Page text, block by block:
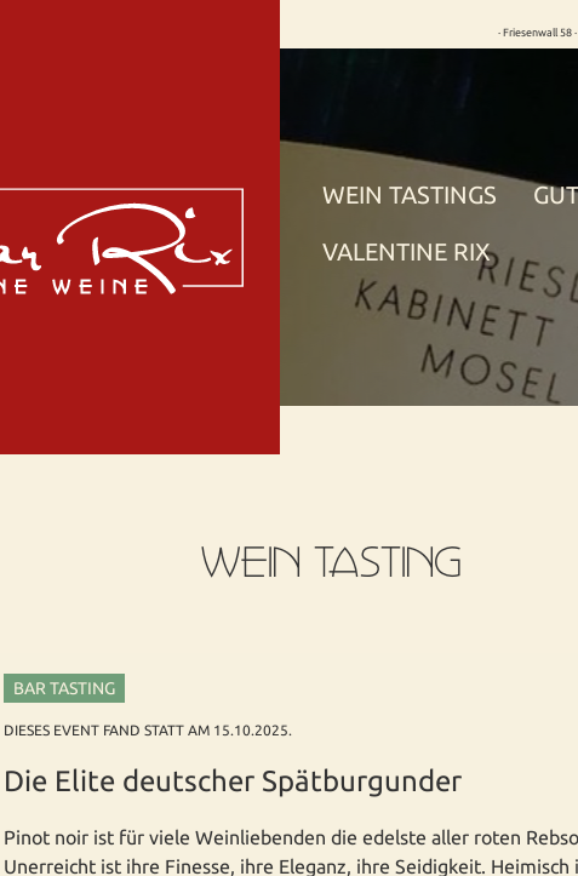
· Friesenwall 58
WEIN TASTINGS
VALENTINE RIX
WEIN TASTING
BAR TASTING
DIESES EVENT FAND STATT AM 15.10.2025.
Die Elite deutscher Spätburgunder
Pinot noir ist für viele Weinliebenden die edelste aller roten
Unerreicht ist ihre Finesse, ihre Eleganz, ihre Seidigkeit. Heimisch